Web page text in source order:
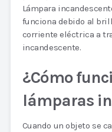
Lámpara
funciona debido al
corriente eléctrica a
incandescente.
¿Cómo
lámparas
Cuando un objeto se